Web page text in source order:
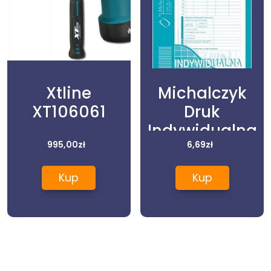
Xtline
XT106061
995,00zł
Kup
Michalczyk
Druk
Indywidualna
Karta Czasu
Pracy
Pracownika 1/2
6,69zł
Kup